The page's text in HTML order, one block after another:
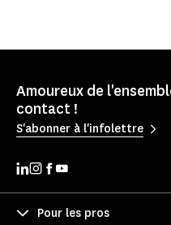
Amoureux de
contact !
S'abonner à l'infolettre
Pour les pros